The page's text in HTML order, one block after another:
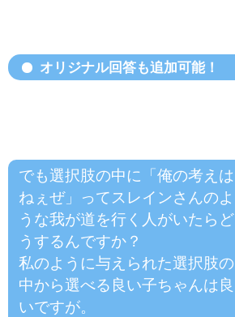
オリジナル回答も追加可能！
でも選択肢の中に「俺の考えは
ねぇぜ」ってスレインさんのよ
うな我が道を行く人がいたらど
うするんですか？
私のように与えられた選択肢の
中から選べる良い子ちゃんは良
いですが。